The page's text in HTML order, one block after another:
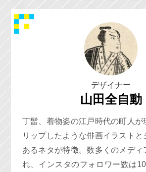
デザイナー
山田全自動
丁髷、着物姿の江戸時代の町人が
リップしたような俳画イラストと
あるネタが特徴。数多くのメディ
れ、インスタのフォロワー数は